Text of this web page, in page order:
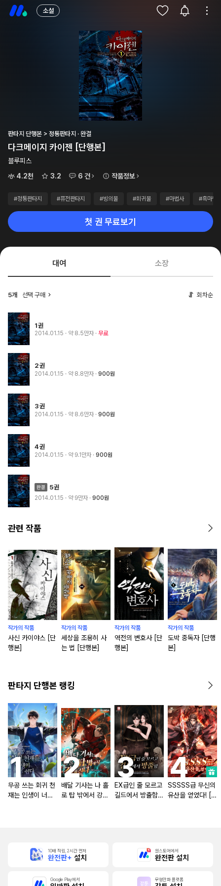
소설
판타지 단행본 > 정통판타지 · 완결
다크메이지 카이젠 [단행본]
블루피스
4.2천
3.2 6 건 작품정보
#정통판타지 #퓨전판타지 #빙의물 #회귀물 #마법사 #흑마법
첫 권 무료보기
대여 소장
5개 선택 구매 회차순
1권
2014.01.15 · 약 8.5만자 무료
2권
2014.01.15 · 약 8.8만자 900원
3권
2014.01.15 · 약 8.6만자 900원
4권
2014.01.15 · 약 9.1만자 900원
5권
2014.01.15 · 약 9만자 900원
관련 작품
작가의 작품
사신 카이야스 [단
행본]
작가의 작품
세상을 조용히 사
는 법 [단행본]
작가의 작품
역전의 변호사 [단
행본]
작가의 작품
도박 중독자 [단행
본]
판타지 단행본 랭킹
무공 쓰는 회귀 천
재는 인생이 너무
배달 기사는 나 홀
로 탑 밖에서 강해
EX급인 줄 모르고
길드에서 방출함
SSSSS급 무신의
유산을 얻었다! [단
10배 적립, 2시간 먼저
완전판+ 설치
원스토어에서
완전판 설치
Google Play에서 무협만화 플랫폼